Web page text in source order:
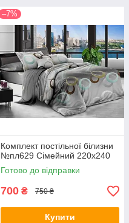
–7%
Комплект постільної білизни
№пл629 Сімейний 220х240
Готово до відправки
700 ₴ 750 ₴
Купити